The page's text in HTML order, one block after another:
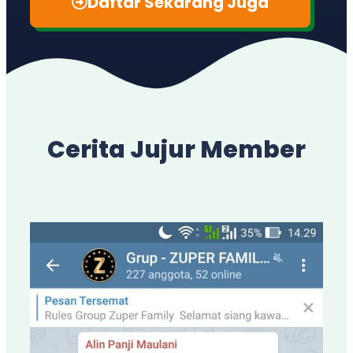
Cerita Jujur Member